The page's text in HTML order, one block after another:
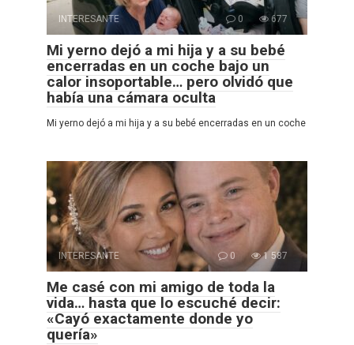
INTERESANTE 0 677
Mi yerno dejó a mi hija y a su bebé
encerradas en un coche bajo un
calor insoportable… pero olvidó que
había una cámara oculta
Mi yerno dejó a mi hija y a su bebé encerradas en un coche
INTERESANTE 0 1 587
Me casé con mi amigo de toda la
vida… hasta que lo escuché decir:
«Cayó exactamente donde yo
quería»